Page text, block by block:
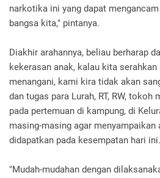
narkotika ini yang dapat
bangsa kita," pintanya.
Diakhir arahannya, beliau berharap
kekerasan anak, kalau kita
menangani, kami kira tidak akan
dan tugas para Lurah, RT, RW,
pada pertemuan di kampung, di
masing-masing agar menyampaikan
didapatkan pada kesempatan hari ini.
"Mudah-mudahan dengan